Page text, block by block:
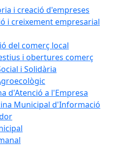
i creació d'empreses
i creixement empresarial
del comerç local
i obertures comerç
i Solidària
d'Atenció a l'Empresa
Municipal d'Informació